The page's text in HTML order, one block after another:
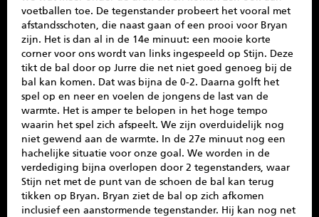
voetballen toe. De tegenstander probeert het vooral met
afstandsschoten, die naast gaan of een prooi voor Bryan
zijn. Het is dan al in de 14e minuut: een mooie korte
corner voor ons wordt van links ingespeeld op Stijn. Deze
tikt de bal door op Jurre die net niet goed genoeg bij de
bal kan komen. Dat was bijna de 0-2. Daarna golft het
spel op en neer en voelen de jongens de last van de
warmte. Het is amper te belopen in het hoge tempo
waarin het spel zich afspeelt. We zijn overduidelijk nog
niet gewend aan de warmte. In de 27e minuut nog een
hachelijke situatie voor onze goal. We worden in de
verdediging bijna overlopen door 2 tegenstanders, waar
Stijn net met de punt van de schoen de bal kan terug
tikken op Bryan. Bryan ziet de bal op zich afkomen
inclusief een aanstormende tegenstander. Hij kan nog net